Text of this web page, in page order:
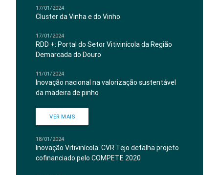
17/01/2024
Cluster da Vinha e do Vinho
17/01/2024
RDD +: Portal do Setor Vitivinícola da Região
Demarcada do Douro
11/01/2024
Inovação nacional na valorização sustentável
da madeira de pinho
VER MAIS
18/01/2024
Inovação Vitivinícola: CVR Tejo detalha projeto
cofinanciado pelo COMPETE 2020